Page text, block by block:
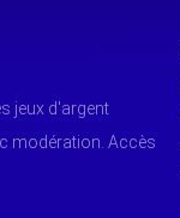
jeux d'argent
modération. Accès